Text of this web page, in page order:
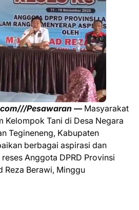
Pesawaran —Masyarakat
Kelompok Tani di Desa Negara
Tegineneng, Kabupaten
berbagai aspirasi dan
Anggota DPRD Provinsi
Reza Berawi, Minggu